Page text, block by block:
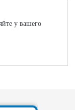
у вашего